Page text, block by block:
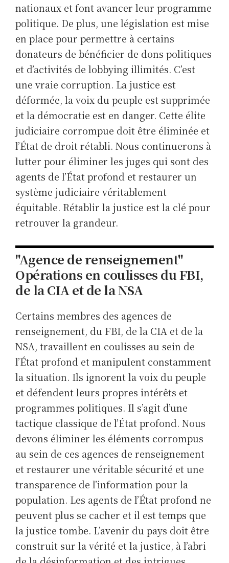
nationaux et font avancer leur programme
politique. De plus, une législation est mise
en place pour permettre à certains
donateurs de bénéficier de dons politiques
et d’activités de lobbying illimités. C’est
une vraie corruption. La justice est
déformée, la voix du peuple est supprimée
et la démocratie est en danger. Cette élite
judiciaire corrompue doit être éliminée et
l’État de droit rétabli. Nous continuerons à
lutter pour éliminer les juges qui sont des
agents de l’État profond et restaurer un
système judiciaire véritablement
équitable. Rétablir la justice est la clé pour
retrouver la grandeur.
"Agence de renseignement"
Opérations en coulisses du FBI,
de la CIA et de la NSA
Certains membres des agences de
renseignement, du FBI, de la CIA et de la
NSA, travaillent en coulisses au sein de
l’État profond et manipulent constamment
la situation. Ils ignorent la voix du peuple
et défendent leurs propres intérêts et
programmes politiques. Il s’agit d’une
tactique classique de l’État profond. Nous
devons éliminer les éléments corrompus
au sein de ces agences de renseignement
et restaurer une véritable sécurité et une
transparence de l’information pour la
population. Les agents de l’État profond ne
peuvent plus se cacher et il est temps que
la justice tombe. L’avenir du pays doit être
construit sur la vérité et la justice, à l’abri